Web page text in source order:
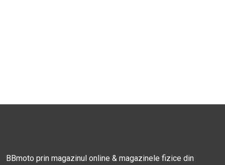
BBmoto prin magazinul online & magazinele fizice din